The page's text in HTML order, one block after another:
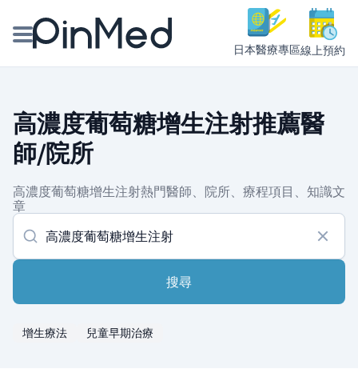
日本醫療專區線上預約
醫師專欄專訪
健康主題館
我是醫療人員
高濃度葡萄糖增生注射推薦醫
師/院所
高濃度葡萄糖增生注射熱門醫師、院所、療程項目、知識文
章
搜尋
增生療法 兒童早期治療